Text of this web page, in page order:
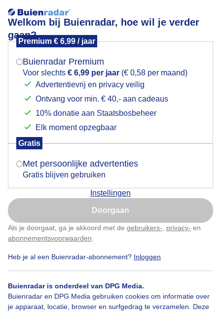
Welkom bij Buienradar, hoe wil je verder
gaan?
Premium € 6,99 / jaar
Buienradar Premium
Voor slechts € 6,99 per jaar (€ 0,58 per maand)
Advertentievrij en privacy veilig
Ontvang voor min. € 40,- aan cadeaus
10% donatie aan Staatsbosbeheer
Elk moment opzegbaar
Gratis
Met persoonlijke advertenties
Gratis blijven gebruiken
Instellingen
Doorgaan
Als je doorgaat, ga je akkoord met de gebruikers- privacy- en
abonnementsvoorwaarden
Heb je al een Buienradar-abonnement? Inloggen
Buienradar is onderdeel van DPG Media.
Buienradar en DPG Media gebruiken cookies om informatie over
je apparaat, locatie, browser en surfgedrag te verzamelen. Deze
Schuim massa waaien op het strand Wandelen Surfen
Gemaakt: 12-04-2026, 8x bekeken
Bekijk slideshow
Mogen we je locatie gebruiken voor het
Indien je hier nog geen akkoord op hebt gegeven,
verschijnt er zo een pop-up uit je browser waarin
Is goed, toon de popup
Nu niet, misschien later
Klik hierom dit aan te passen